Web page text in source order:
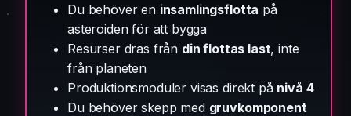
Du behöver en insamlingsflotta på
asteroiden för att bygga
Resurser dras från din flottas last, inte
från planeten
Produktionsmoduler visas direkt på nivå 4
Du behöver skepp med gruvkomponent